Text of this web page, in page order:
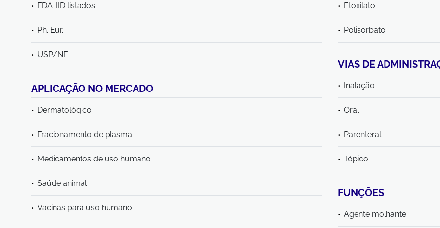
FDA-IID listados
Ph. Eur.
USP/NF
Etoxilato
Polisorbato
VIAS DE
Inalação
Oral
Parenteral
Tópico
APLICAÇÃO NO MERCADO
Dermatológico
Fracionamento de plasma
Medicamentos de uso humano
Saúde animal
Vacinas para uso humano
FUNÇÕES
Agente molhante